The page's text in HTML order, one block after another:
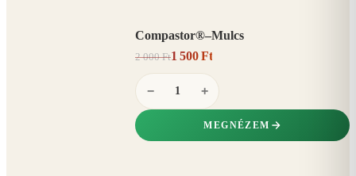
Compastor®–Mulcs
2 000 Ft1 500 Ft
− +
MEGNÉZEM